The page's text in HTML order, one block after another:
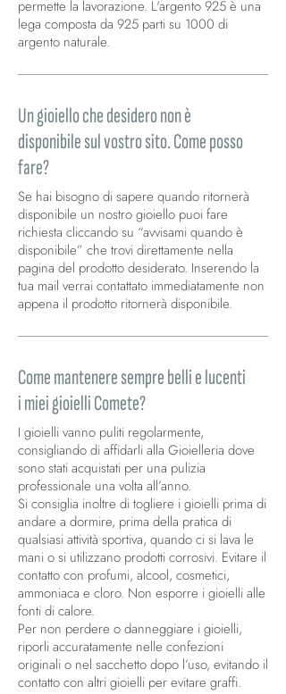
permette la lavorazione. L'argento 925 è una
lega composta da 925 parti su 1000 di
argento naturale.
Un gioiello che desidero non è
disponibile sul vostro sito. Come posso
fare?
Se hai bisogno di sapere quando ritornerà
disponibile un nostro gioiello puoi fare
richiesta cliccando su “avvisami quando è
disponibile” che trovi direttamente nella
pagina del prodotto desiderato. Inserendo la
tua mail verrai contattato immediatamente non
appena il prodotto ritornerà disponibile.
Come mantenere sempre belli e lucenti
i miei gioielli Comete?
I gioielli vanno puliti regolarmente,
consigliando di affidarli alla Gioielleria dove
sono stati acquistati per una pulizia
professionale una volta all’anno.
Si consiglia inoltre di togliere i gioielli prima di
andare a dormire, prima della pratica di
qualsiasi attività sportiva, quando ci si lava le
mani o si utilizzano prodotti corrosivi. Evitare il
contatto con profumi, alcool, cosmetici,
ammoniaca e cloro. Non esporre i gioielli alle
fonti di calore.
Per non perdere o danneggiare i gioielli,
riporli accuratamente nelle confezioni
originali o nel sacchetto dopo l’uso, evitando il
contatto con altri gioielli per evitare graffi.